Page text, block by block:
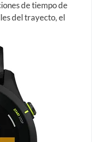
de tiempo de
del trayecto, el